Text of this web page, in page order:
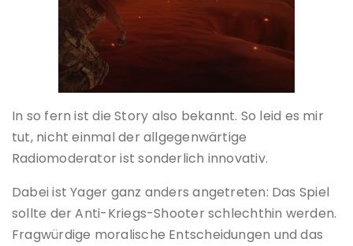
In so fern ist die Story also bekannt. So leid es mir
tut, nicht einmal der allgegenwärtige
Radiomoderator ist sonderlich innovativ.
Dabei ist Yager ganz anders angetreten: Das Spiel
sollte der Anti-Kriegs-Shooter schlechthin werden.
Fragwürdige moralische Entscheidungen und das